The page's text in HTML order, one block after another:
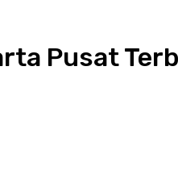
Pusat